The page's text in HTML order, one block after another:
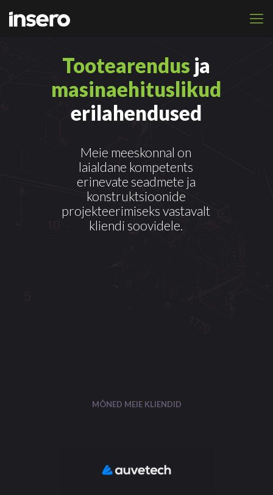
Tootearendus ja
masinaehituslikud
erilahendused
Meie meeskonnal on
laialdane kompetents
erinevate seadmete ja
konstruktsioonide
projekteerimiseks vastavalt
kliendi soovidele.
MÕNED MEIE KLIENDID